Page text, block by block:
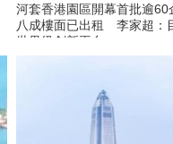
河套香港園區開幕首批逾60
八成樓面已出租 李家超：
世界級創新平台